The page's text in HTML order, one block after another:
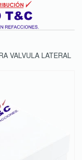
VALVULA LATERAL